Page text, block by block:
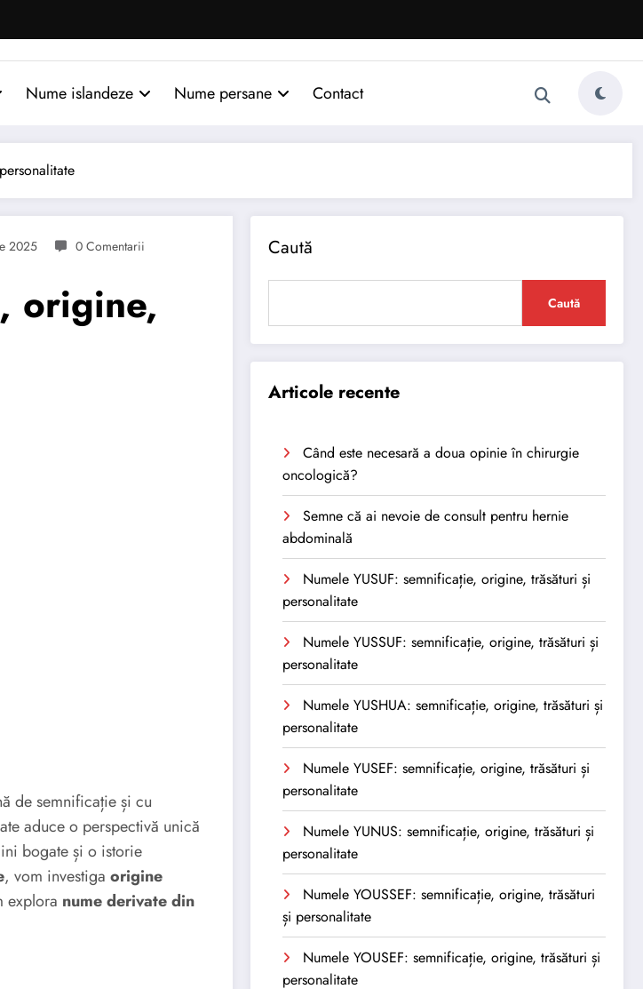
Nume islandeze Nume persane Contact
2025 0 Comentarii
origine,
de semnificație și cu
aduce o perspectivă unică
bogate și o istorie
, vom investiga origine
explora nume derivate din
Caută
Caută
Articole recente
Când este necesară a doua opinie în chirurgie
oncologică?
Semne că ai nevoie de consult pentru hernie
abdominală
Numele YUSUF: semnificație, origine, trăsături și
personalitate
Numele YUSSUF: semnificație, origine, trăsături și
personalitate
Numele YUSHUA: semnificație, origine, trăsături și
personalitate
Numele YUSEF: semnificație, origine, trăsături și
personalitate
Numele YUNUS: semnificație, origine, trăsături și
personalitate
Numele YOUSSEF: semnificație, origine, trăsături
și personalitate
Numele YOUSEF: semnificație, origine, trăsături și
personalitate